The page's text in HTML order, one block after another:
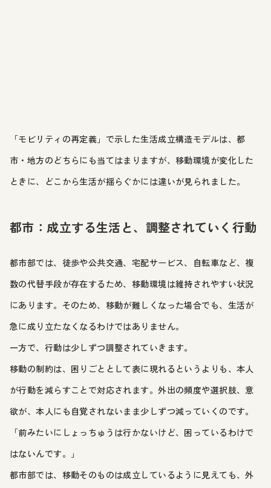
「モビリティの再定義」で示した生活成立構造モデルは、都
市・地方のどちらにも当てはまりますが、移動環境が変化した
ときに、どこから生活が揺らぐかには違いが見られました。
都市：成立する生活と、調整されていく行動
都市部では、徒歩や公共交通、宅配サービス、自転車など、複
数の代替手段が存在するため、移動環境は維持されやすい状況
にあります。そのため、移動が難しくなった場合でも、生活が
急に成り立たなくなるわけではありません。
一方で、行動は少しずつ調整されていきます。
移動の制約は、困りごととして表に現れるというよりも、本人
が行動を減らすことで対応されます。外出の頻度や選択肢、意
欲が、本人にも自覚されないまま少しずつ減っていくのです。
「前みたいにしょっちゅうは行かないけど、困っているわけで
はないんです。」
都市部では、移動そのものは成立しているように見えても、外